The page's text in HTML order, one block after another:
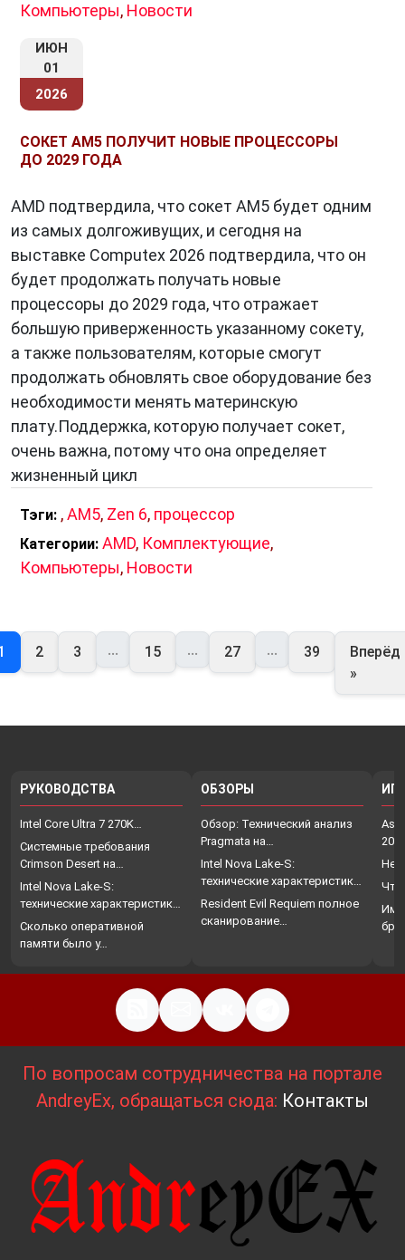
Компьютеры, Новости
ИЮН
01
2026
СОКЕТ AM5 ПОЛУЧИТ НОВЫЕ ПРОЦЕССОРЫ
ДО 2029 ГОДА
AMD подтвердила, что сокет AM5 будет одним
из самых долгоживущих, и сегодня на
выставке Computex 2026 подтвердила, что он
будет продолжать получать новые
процессоры до 2029 года, что отражает
большую приверженность указанному сокету,
а также пользователям, которые смогут
продолжать обновлять свое оборудование без
необходимости менять материнскую
плату.Поддержка, которую получает сокет,
очень важна, потому что она определяет
жизненный цикл
Тэги: ,AM5, Zen 6, процессор
Категории: AMD, Комплектующие,
Компьютеры, Новости
2 3 ... 15 ... 27 ... 39
Вперёд
»
РУКОВОДСТВА
Intel Core Ultra 7 270K…
Системные требования
Crimson Desert на…
Intel Nova Lake-S:
технические характеристики,
…
Сколько оперативной
памяти было у…
ОБЗОРЫ
Обзор: Технический анализ
Pragmata на…
Intel Nova Lake-S:
технические характеристики,
…
Resident Evil Requiem полное
сканирование…
Что
По вопросам сотрудничества на портале
AndreyEx, обращаться сюда: Контакты